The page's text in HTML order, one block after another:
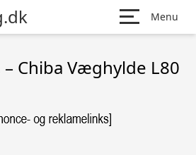
Menu
Chiba Væghylde L80